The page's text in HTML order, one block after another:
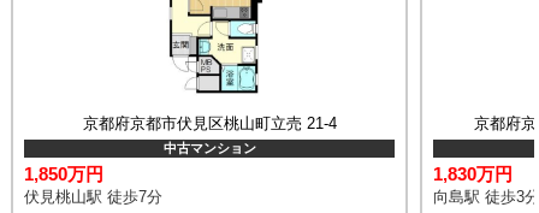
京都府京都市伏見区桃山町立売 21-4
中古マンション
1,850万円
伏見桃山駅 徒歩7分
京都府
1,830万円
向島駅 徒歩3分